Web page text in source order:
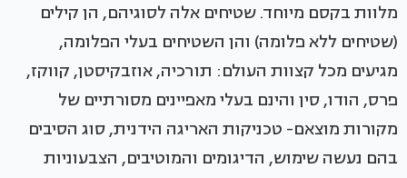
מלוות בקסם מיוחד. שטיחים אלה לסוגיהם, הן קילים
(שטיחים ללא פלומה) והן השטיחים בעלי הפלומה,
מגיעים מכל קצוות העולם: תורכיה, אוזבקיסטן, קווקז,
פרס, הודו, סין והינם בעלי מאפיינים מסורתיים של
מקורות מוצאם- טכניקות האריגה הידנית, סוג הסיבים
בהם נעשה שימוש, הדיגומים והמוטיבים, הצבעוניות